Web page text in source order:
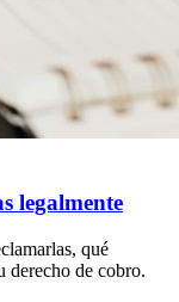
legalmente
qué
derecho de cobro.